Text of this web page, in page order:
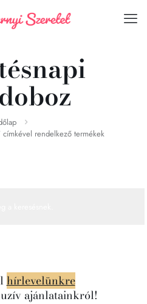
címkével rendelkező termékek
hírlevelünkre
ajánlatainkról!